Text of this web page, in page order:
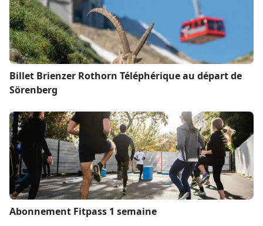
Billet Brienzer Rothorn Téléphérique au départ de
Sörenberg
Abonnement Fitpass 1 semaine